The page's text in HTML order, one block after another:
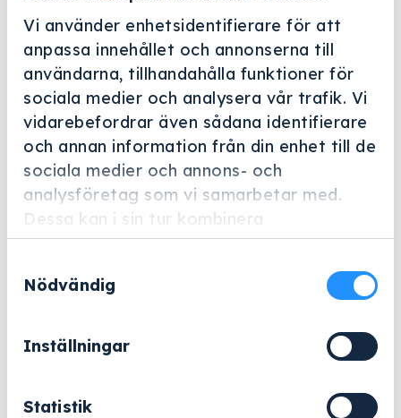
Vi använder enhetsidentifierare för att
anpassa innehållet och annonserna till
användarna, tillhandahålla funktioner för
sociala medier och analysera vår trafik. Vi
vidarebefordrar även sådana identifierare
och annan information från din enhet till de
sociala medier och annons- och
analysföretag som vi samarbetar med.
Dessa kan i sin tur kombinera
informationen med annan information som
samlat in när du har använt deras tjänster.
Nödvändig
Inställningar
Statistik
Helskärm
Miele Professional
E 402
Tillbehör för optimal placering av upp till 44 urglas.